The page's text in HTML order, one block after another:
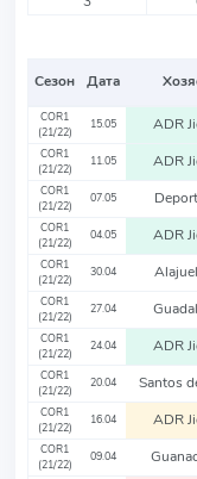
Сезон Дата
COR1
(21/22)
15.05 ADR
COR1
(21/22)
11.05 ADR
COR1
(21/22)
07.05
COR1
(21/22)
04.05 ADR
COR1
(21/22)
30.04
COR1
(21/22)
27.04
COR1
(21/22)
24.04 ADR
COR1
(21/22)
20.04 Santos
COR1
(21/22)
16.04 ADR
COR1
(21/22)
09.04